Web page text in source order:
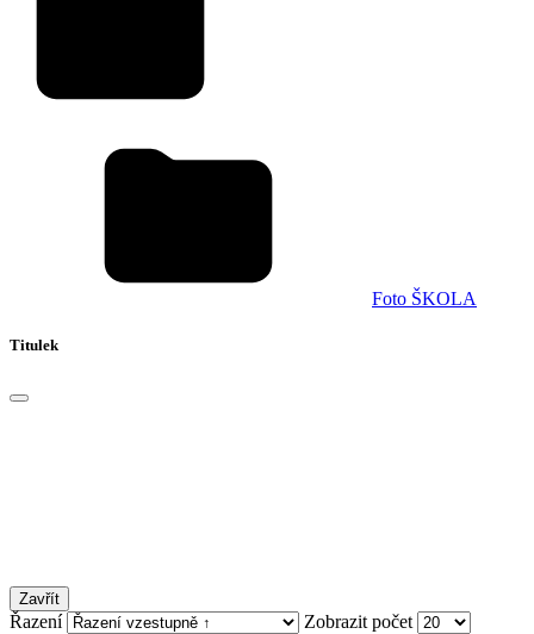
Foto ŠKOLA
Titulek
Zavřít
Řazení Zobrazit počet